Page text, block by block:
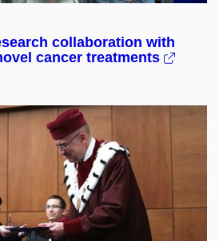
collaboration with
cancer treatments